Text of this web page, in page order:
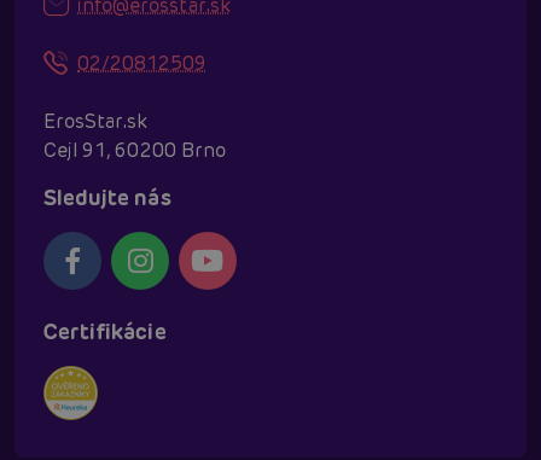
info@erosstar.sk
02/20812509
ErosStar.sk
Cejl 91, 60200 Brno
Sledujte nás
Certifikácie